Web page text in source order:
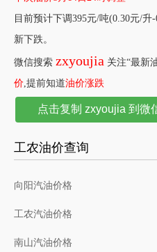
目前预计下调395元/吨(0.30元/
新下跌。
微信搜索 zxyoujia 关注“最新
价,提前知道油价涨跌
点击复制 zxyoujia 到微
工农油价查询
向阳汽油价格
工农汽油价格
南山汽油价格